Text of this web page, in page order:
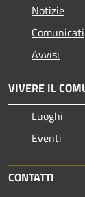
Notizie
Comunicati
Avvisi
VIVERE IL
Luoghi
Eventi
CONTATTI